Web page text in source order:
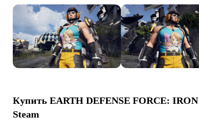
Купить EARTH DEFENSE FORCE:
Steam